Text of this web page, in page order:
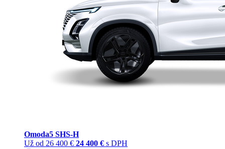
Omoda5 SHS‑H
Už od 26 400 € 24 400 € s DPH